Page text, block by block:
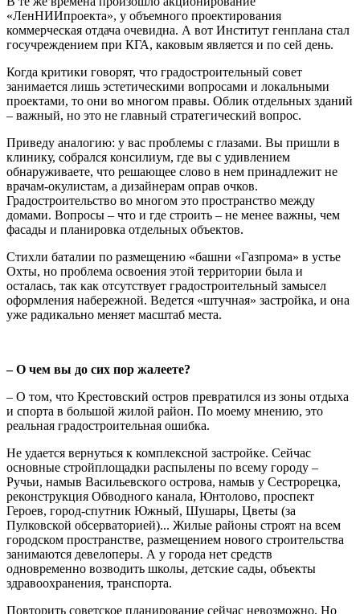
«ЛенНИИпроекта», у объемного проектирования
коммерческая отдача очевидна. А вот Институт генплана стал
госучреждением при КГА, каковым является и по сей день.
Когда критики говорят, что градостроительный совет
занимается лишь эстетическими вопросами и локальными
проектами, то они во многом правы. Облик отдельных зданий
– важный, но это не главный стратегический вопрос.
Приведу аналогию: у вас проблемы с глазами. Вы пришли в
клинику, собрался консилиум, где вы с удивлением
обнаруживаете, что решающее слово в нем принадлежит не
врачам-окулистам, а дизайнерам оправ очков.
Градостроительство во многом это пространство между
домами. Вопросы – что и где строить – не менее важны, чем
фасады и планировка отдельных объектов.
Стихли баталии по размещению «башни «Газпрома» в устье
Охты, но проблема освоения этой территории была и
осталась, так как отсутствует градостроительный замысел
оформления набережной. Ведется «штучная» застройка, и она
уже радикально меняет масштаб места.
– О чем вы до сих пор жалеете?
– О том, что Крестовский остров превратился из зоны отдыха
и спорта в большой жилой район. По моему мнению, это
реальная градостроительная ошибка.
Не удается вернуться к комплексной застройке. Сейчас
основные стройплощадки распылены по всему городу –
Ручьи, намыв Васильевского острова, намыв у Сестрорецка,
реконструкция Обводного канала, Юнтолово, проспект
Героев, город-спутник Южный, Шушары, Цветы (за
Пулковской обсерваторией)... Жилые районы строят на всем
городском пространстве, размещением нового строительства
занимаются девелоперы. А у города нет средств
одновременно возводить школы, детские сады, объекты
здравоохранения, транспорта.
Повторить советское планирование сейчас невозможно. Но